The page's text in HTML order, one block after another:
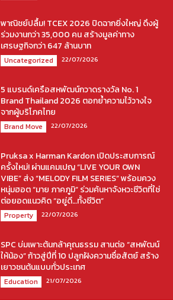
พาณิชย์ปลื้ม! TCEX 2026 ปิดฉากยิ่งใหญ่ ดึงผู้
ร่วมงานกว่า 35,000 คน สร้างมูลค่าทาง
เศรษฐกิจกว่า 647 ล้านบาท
Uncategorized 22/07/2026
5 แบรนด์เครือสหพัฒน์กวาดรางวัล No. 1
Brand Thailand 2026 ตอกย้ำความไว้วางใจ
จากผู้บริโภคไทย
Brand Move 22/07/2026
Pruksa x Harman Kardon เปิดประสบการณ์
ครั้งใหม่! ผ่านแคมเปญ “LIVE YOUR OWN
VIBE” ส่ง “MELODY FILM SERIES” พร้อมควง
หนุ่มฮอต “มาย ภาคภูมิ” ร่วมค้นหาจังหวะชีวิตที่ใช่
ต่อยอดแนวคิด “อยู่ดี…ทั้งชีวิต”
Property 22/07/2026
SPC บ่มเพาะต้นกล้าคุณธรรม สานต่อ “สหพัฒน์
ให้น้อง” ก้าวสู่ปีที่ 10 ปลูกฝังความซื่อสัตย์ สร้าง
เยาวชนต้นแบบทั่วประเทศ
Education 21/07/2026